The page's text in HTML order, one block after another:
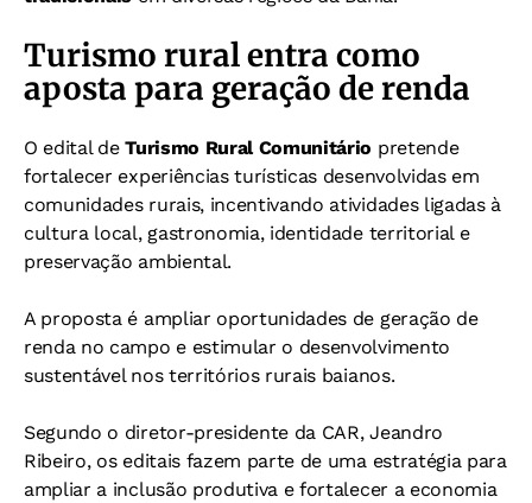
Turismo rural entra como
aposta para geração de renda
O edital deTurismo Rural Comunitário pretende
fortalecer experiências turísticas desenvolvidas em
comunidades rurais, incentivando atividades ligadas à
cultura local, gastronomia, identidade territorial e
preservação ambiental.
A proposta é ampliar oportunidades de geração de
renda no campo e estimular o desenvolvimento
sustentável nos territórios rurais baianos.
Segundo o diretor-presidente da CAR, Jeandro
Ribeiro, os editais fazem parte de uma estratégia para
ampliar a inclusão produtiva e fortalecer a economia